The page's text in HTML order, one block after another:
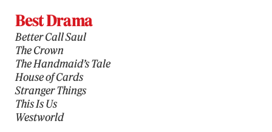
Best Drama
Better Call Saul
The Crown
The Handmaid’s Tale
House of Cards
Stranger Things
This Is Us
Westworld